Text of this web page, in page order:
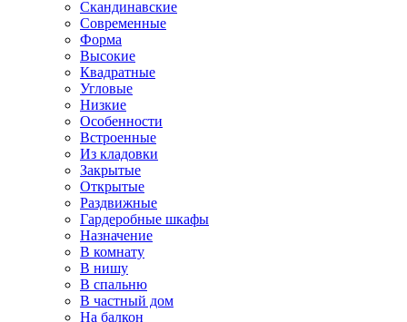
Скандинавские
Современные
Форма
Высокие
Квадратные
Угловые
Низкие
Особенности
Встроенные
Из кладовки
Закрытые
Открытые
Раздвижные
Гардеробные шкафы
Назначение
В комнату
В нишу
В спальню
В частный дом
На балкон